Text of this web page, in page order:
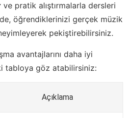
ve pratik alıştırmalarla dersleri
öğrendiklerinizi gerçek müzik
pekiştirebilirsiniz.
avantajlarını daha iyi
tabloya göz atabilirsiniz:
Açıklama